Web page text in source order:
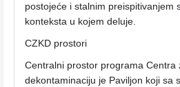
postojeće i stalnim preispitivanjem
konteksta u kojem deluje.
CZKD prostori
Centralni prostor programa Centra
dekontaminaciju je Paviljon koji sa